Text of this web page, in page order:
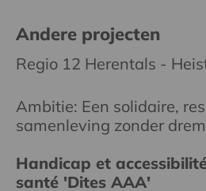
Andere projecten
Regio 12 Herentals -
Ambitie: Een solidaire,
samenleving zonder
Handicap et
santé 'Dites AAA'